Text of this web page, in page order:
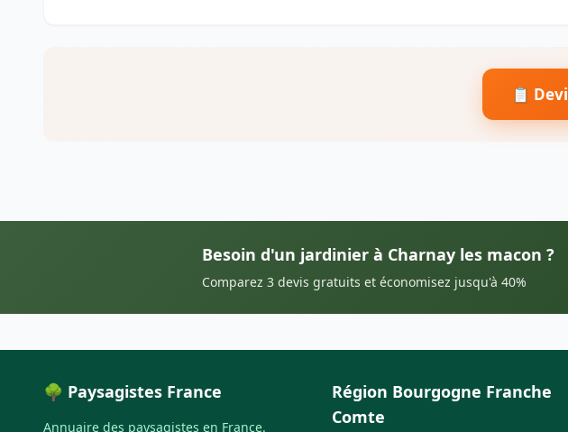
📋
Besoin d'un jardinier à Charnay les macon ?
Comparez 3 devis gratuits et économisez jusqu'à 40%
🌳 Paysagistes France
Annuaire des paysagistes en France.
Région Bourgogne Franche
Comte